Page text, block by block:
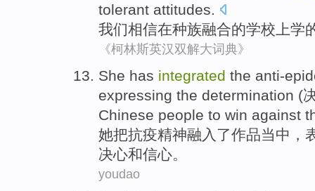
tolerant attitudes.
我们相信在种族融合的学校上学
《柯林斯英汉双解大词典》
She has integrated the anti-
expressing the determination (
Chinese people to win against
她把抗疫精神融入了作品当中，
决心和信心。
youdao